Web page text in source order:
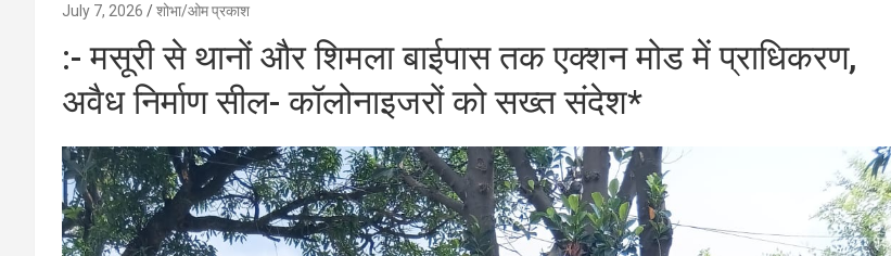
July 7, 2026 शोभा/ओम प्रकाश
:- मसूरी से थानों और शिमला बाईपास तक एक्शन मोड में प्राधिकरण,
अवैध निर्माण सील- कॉलोनाइजरों को सख्त संदेश*